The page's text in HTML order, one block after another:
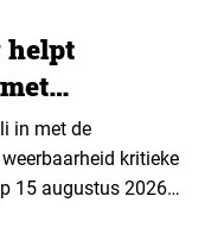
helpt
in met de
kritieke
15 augustus 2026